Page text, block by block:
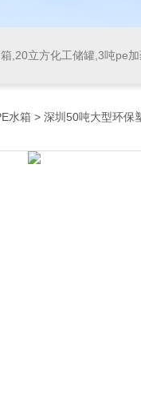
,20立方化工储罐,3吨pe
水箱 > 深圳50吨大型环保